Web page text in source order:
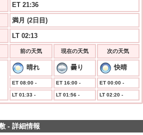
ET 21:36
満月 (2日目)
LT 02:13
前の天気 現在の天気 次の天気
晴れ 曇り 快晴
ET 08:00 - ET 16:00 - ET 00:00 -
LT 01:33 - LT 01:56 - LT 02:20 -
- 詳細情報